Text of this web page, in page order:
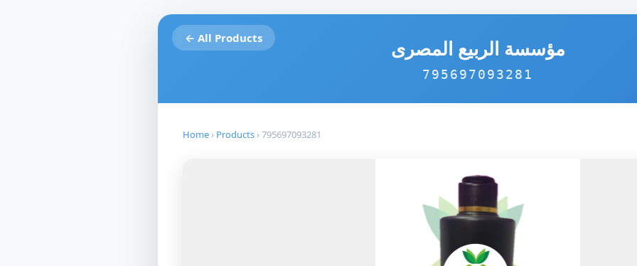
← All Products مؤسسة الربيع المصرى
795697093281
Home › Products ›795697093281